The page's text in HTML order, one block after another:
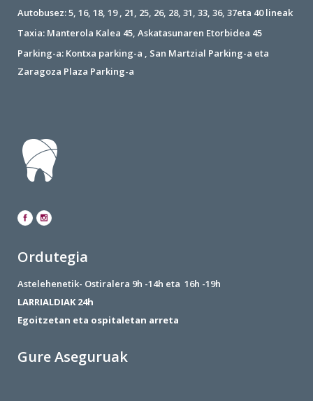
Autobusez: 5, 16, 18, 19 , 21, 25, 26, 28, 31, 33, 36, 37eta 40 lineak
Taxia: Manterola Kalea 45, Askatasunaren Etorbidea 45
Parking-a: Kontxa parking-a , San Martzial Parking-a eta
Zaragoza Plaza Parking-a
Ordutegia
Astelehenetik- Ostiralera 9h -14h eta 16h -19h
LARRIALDIAK 24h
Egoitzetan eta ospitaletan arreta
Gure Aseguruak